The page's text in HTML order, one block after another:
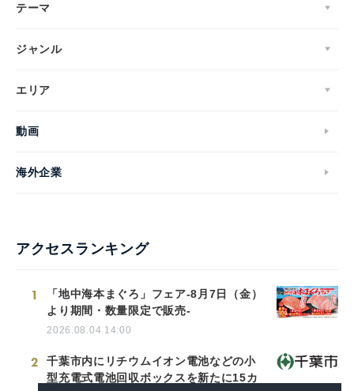
テーマ
ジャンル
エリア
動画
海外企業
アクセスランキング
1
「地中海本まぐろ」フェア-8月7日（金）
より期間・数量限定で販売-
2026.08.04 14:00
2
千葉市内にリチウムイオン電池などの小
型充電式電池回収ボックスを新たに15カ